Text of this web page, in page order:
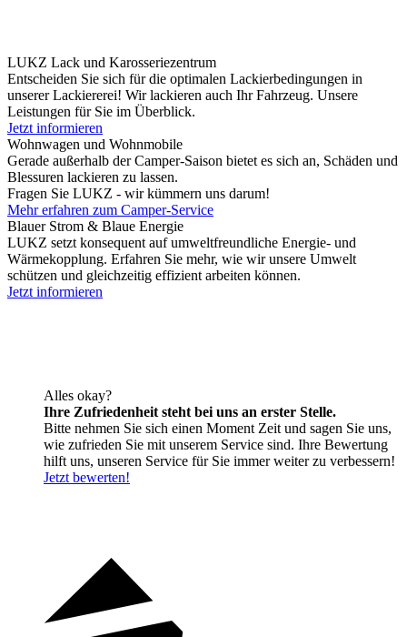
LUKZ Lack und Karosseriezentrum
Entscheiden Sie sich für die optimalen Lackierbedingungen in
unserer Lackiererei! Wir lackieren auch Ihr Fahrzeug. Unsere
Leistungen für Sie im Überblick.
Jetzt informieren
Wohnwagen und Wohnmobile
Gerade außerhalb der Camper-Saison bietet es sich an, Schäden und
Blessuren lackieren zu lassen.
Fragen Sie LUKZ - wir kümmern uns darum!
Mehr erfahren zum Camper-Service
Blauer Strom & Blaue Energie
LUKZ setzt konsequent auf umweltfreundliche Energie- und
Wärmekopplung. Erfahren Sie mehr, wie wir unsere Umwelt
schützen und gleichzeitig effizient arbeiten können.
Jetzt informieren
Alles okay?
Ihre Zufriedenheit steht bei uns an erster Stelle.
Bitte nehmen Sie sich einen Moment Zeit und sagen Sie uns,
wie zufrieden Sie mit unserem Service sind. Ihre Bewertung
hilft uns, unseren Service für Sie immer weiter zu verbessern!
Jetzt bewerten!